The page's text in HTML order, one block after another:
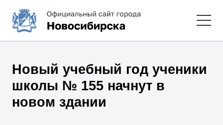
Новый учебный год ученики
школы № 155 начнут в
новом здании